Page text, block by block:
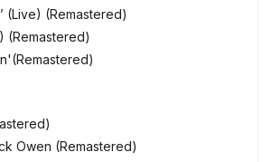
(Live) (Remastered)
(Remastered)
Owen (Remastered)